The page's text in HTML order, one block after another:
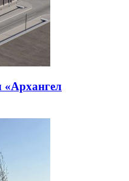
«Архангел